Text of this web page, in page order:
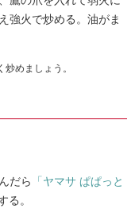
強火で炒める。油がま
めましょう。
だら 「ヤマサ ぱぱっと
る。